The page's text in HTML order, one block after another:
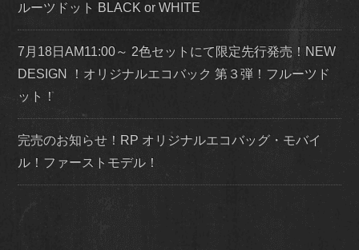
ルーツドット BLACK or WHITE
7月18日AM11:00～ 2色セットにて限定先行発売！NEW
DESIGN ！オリジナルエコバック 第３弾！フルーツド
ット！
完売のお知らせ！RP オリジナルエコバッグ・モバイ
ル！ファーストモデル！